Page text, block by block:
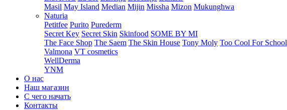
Masil May Island Median Mijin Missha Mizon Mukunghwa
Naturia
Petitfee Purito Purederm
Secret Key Secret Skin Skinfood SOME BY MI
The Face Shop The Saem The Skin House Tony Moly Too Cool For School
Valmona VT cosmetics
WellDerma
YNM
О нас
Наш магазин
С чего начать
Контакты